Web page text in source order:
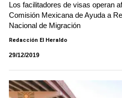
Los facilitadores de visas operan
Comisión Mexicana de Ayuda a
Nacional de Migración
Redacción El Heraldo
29/12/2019